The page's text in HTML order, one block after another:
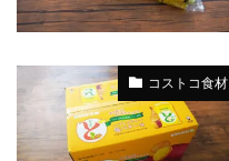
コストコ食材